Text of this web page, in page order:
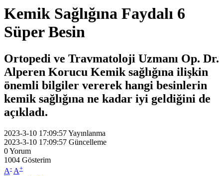
Kemik Sağlığına Faydalı 6
Süper Besin
Ortopedi ve Travmatoloji Uzmanı Op. Dr.
Alperen Korucu Kemik sağlığına ilişkin
önemli bilgiler vererek hangi besinlerin
kemik sağlığına ne kadar iyi geldiğini de
açıkladı.
2023-3-10 17:09:57Yayınlanma
2023-3-10 17:09:57 Güncelleme
0Yorum
1004 Gösterim
A- A+